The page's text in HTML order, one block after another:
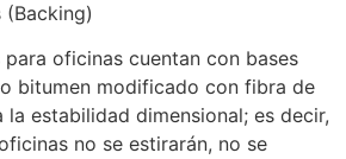
(Backing)
oficinas cuentan con bases
bitumen modificado con fibra de
estabilidad dimensional; es decir,
no se estirarán, no se